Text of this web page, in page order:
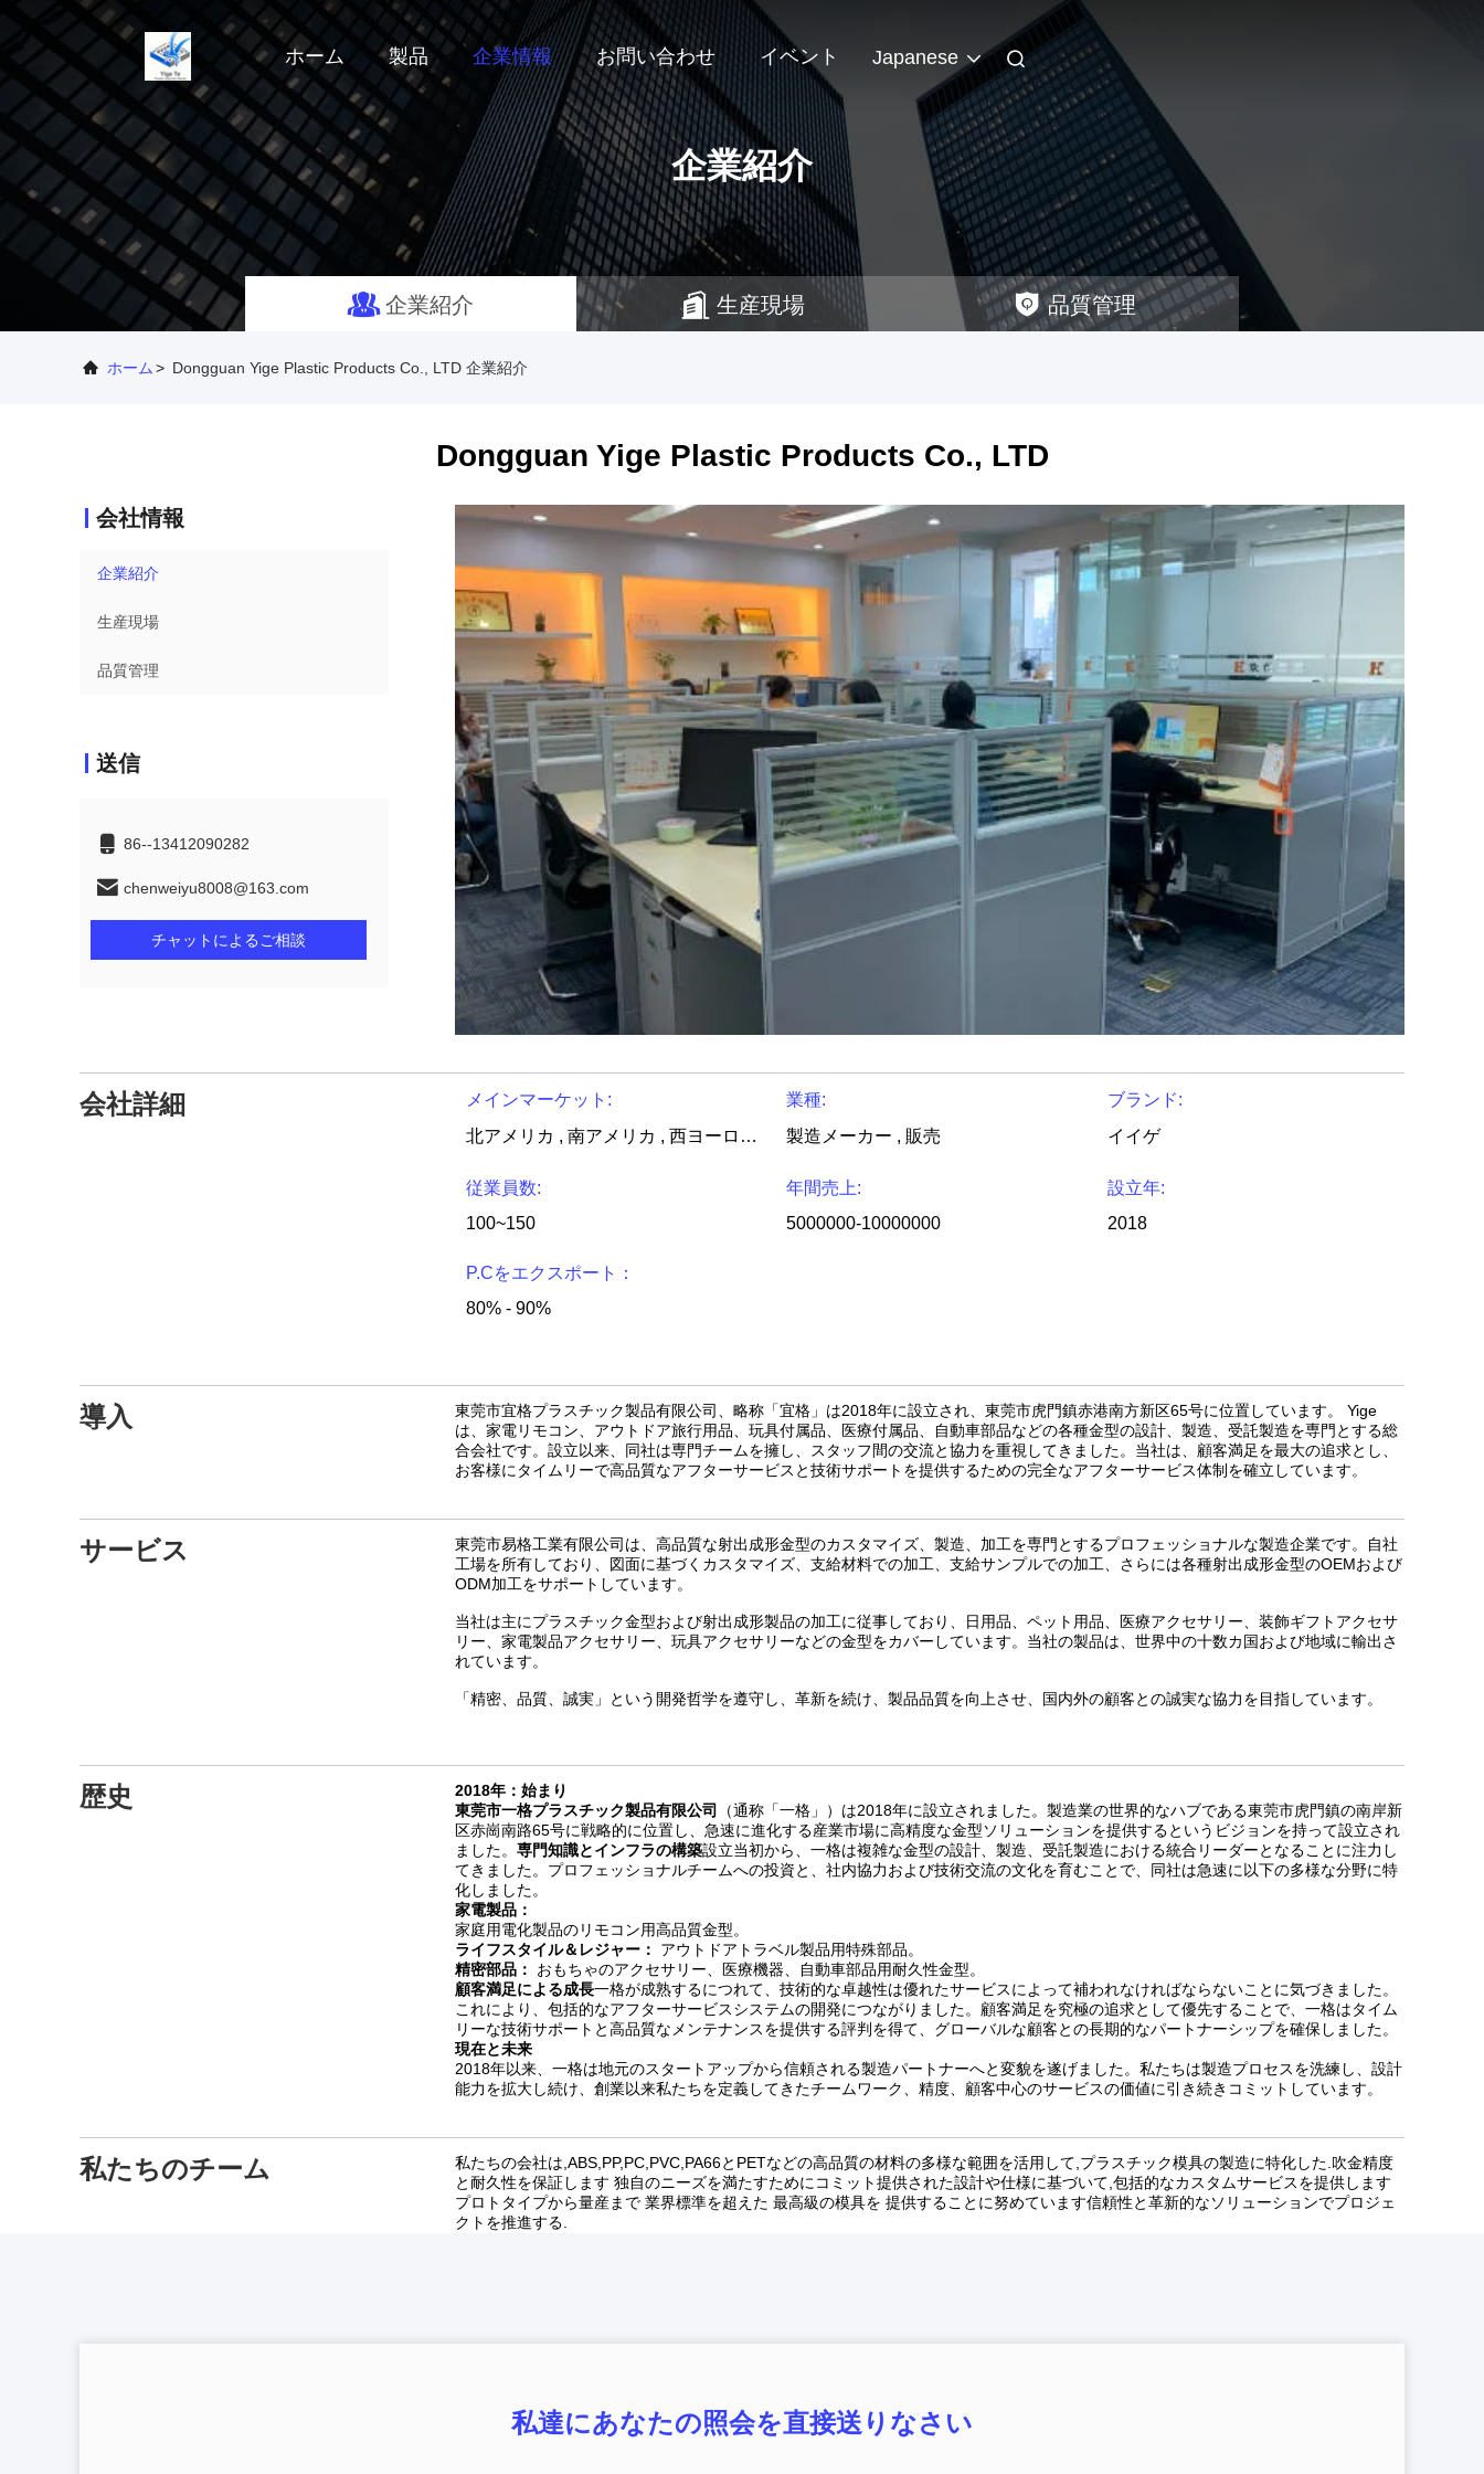
ホーム 製品 企業情報 お問い合わせ イベント Japanese
企業紹介
企業紹介 生産現場 品質管理
ホーム > Dongguan Yige Plastic Products Co., LTD 企業紹介
Dongguan Yige Plastic Products Co., LTD
会社情報
企業紹介
生産現場
品質管理
送信
86--13412090282
chenweiyu8008@163.com
チャットによるご相談
会社詳細
メインマーケット:
北アメリカ , 南アメリカ , 西ヨーロッパ , 東ヨーロッパ , 東アジア , 南東アジア , 中東 , アフリカ , オセアニア , グローバル
業種:
製造メーカー , 販売
ブランド:
イイゲ
従業員数:
100~150
年間売上:
5000000-10000000
設立年:
2018
P.Cをエクスポート：
80% - 90%
導入
東莞市宜格プラスチック製品有限公司、略称「宜格」は2018年に設立され、東莞市虎門鎮赤港南方新区65号に位置しています。 Yige
は、家電リモコン、アウトドア旅行用品、玩具付属品、医療付属品、自動車部品などの各種金型の設計、製造、受託製造を専門とする総
合会社です。設立以来、同社は専門チームを擁し、スタッフ間の交流と協力を重視してきました。当社は、顧客満足を最大の追求とし、
お客様にタイムリーで高品質なアフターサービスと技術サポートを提供するための完全なアフターサービス体制を確立しています。
サービス
東莞市易格工業有限公司は、高品質な射出成形金型のカスタマイズ、製造、加工を専門とするプロフェッショナルな製造企業です。自社
工場を所有しており、図面に基づくカスタマイズ、支給材料での加工、支給サンプルでの加工、さらには各種射出成形金型のOEMおよび
ODM加工をサポートしています。
当社は主にプラスチック金型および射出成形製品の加工に従事しており、日用品、ペット用品、医療アクセサリー、装飾ギフトアクセサ
リー、家電製品アクセサリー、玩具アクセサリーなどの金型をカバーしています。当社の製品は、世界中の十数カ国および地域に輸出さ
れています。
「精密、品質、誠実」という開発哲学を遵守し、革新を続け、製品品質を向上させ、国内外の顧客との誠実な協力を目指しています。
歴史
2018年：始まり
東莞市一格プラスチック製品有限公司
（通称「一格」）は2018年に設立されました。製造業の世界的なハブである東莞市虎門鎮の南岸新
区赤崗南路65号に戦略的に位置し、急速に進化する産業市場に高精度な金型ソリューションを提供するというビジョンを持って設立され
ました。 専門知識とインフラの構築設立当初から、一格は複雑な金型の設計、製造、受託製造における統合リーダーとなることに注力し
てきました。プロフェッショナルチームへの投資と、社内協力および技術交流の文化を育むことで、同社は急速に以下の多様な分野に特
化しました。
家電製品：
家庭用電化製品のリモコン用高品質金型。
ライフスタイル＆レジャー：
アウトドアトラベル製品用特殊部品。
精密部品：
おもちゃのアクセサリー、医療機器、自動車部品用耐久性金型。
顧客満足による成長一格が成熟するにつれて、技術的な卓越性は優れたサービスによって補われなければならないことに気づきました。
これにより、包括的なアフターサービスシステムの開発につながりました。顧客満足を究極の追求として優先することで、一格はタイム
リーな技術サポートと高品質なメンテナンスを提供する評判を得て、グローバルな顧客との長期的なパートナーシップを確保しました。
現在と未来
2018年以来、一格は地元のスタートアップから信頼される製造パートナーへと変貌を遂げました。私たちは製造プロセスを洗練し、設計
能力を拡大し続け、創業以来私たちを定義してきたチームワーク、精度、顧客中心のサービスの価値に引き続きコミットしています。
私たちのチーム
私たちの会社は,ABS,PP,PC,PVC,PA66とPETなどの高品質の材料の多様な範囲を活用して,プラスチック模具の製造に特化した.吹金精度
と耐久性を保証します 独自のニーズを満たすためにコミット提供された設計や仕様に基づいて,包括的なカスタムサービスを提供します
プロトタイプから量産まで 業界標準を超えた 最高級の模具を 提供することに努めています信頼性と革新的なソリューションでプロジェ
クトを推進する.
私達にあなたの照会を直接送りなさい